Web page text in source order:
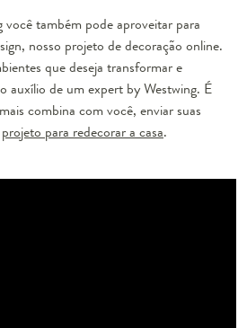
também pode aproveitar para
nosso projeto de decoração online.
que deseja transformar e
auxílio de um expert by Westwing. É
combina com você, enviar suas
projeto para redecorar a casa.